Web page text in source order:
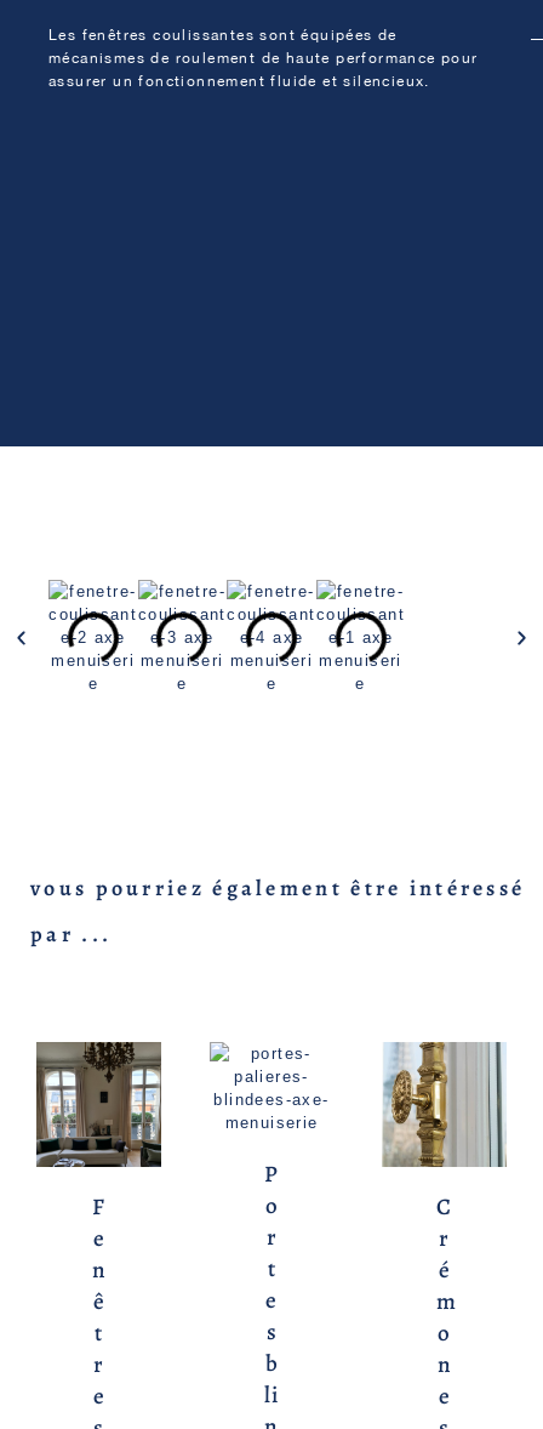
Les fenêtres coulissantes sont équipées de
mécanismes de roulement de haute performance pour
assurer un fonctionnement fluide et silencieux.
vous pourriez également être intéressé
par ...
F
e
n
ê
t
r
e
P
o
r
t
e
s
b
li
C
r
é
m
o
n
e